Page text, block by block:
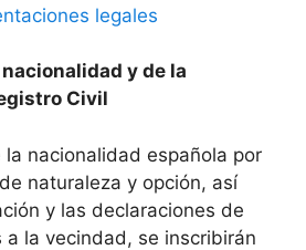
legales
y de la
Civil
nacionalidad española por
naturaleza y opción, así
y las declaraciones de
la vecindad, se inscribirán